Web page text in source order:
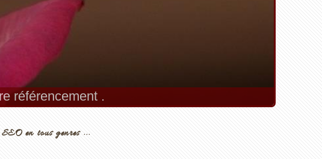
référencement .
en tous genres ...